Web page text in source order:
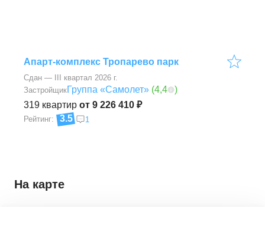
Апарт-комплекс Тропарево парк
Сдан — III квартал 2026 г.
319 квартир от 9 226 410 ₽
ЗастройщикГруппа «Самолет» (4,4 )
Рейтинг: 3.5 1
На карте